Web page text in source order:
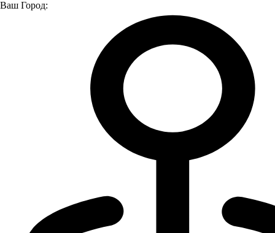
Ваш Город:
Главная страница
Модельный ряд
Lada Granta Lada Vesta Lada Niva Legend
Lada Niva
Не нашли нужный автомобиль?
Подберём для вас идеальный вариант!
создадим технику для вашего бизнеса, подготовим самые
выгодные условия приобретения.